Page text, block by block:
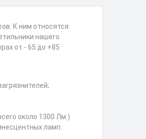
К ним относятся:
нашего
от - 65 до +85
около 1300 Лм.)
ламп.